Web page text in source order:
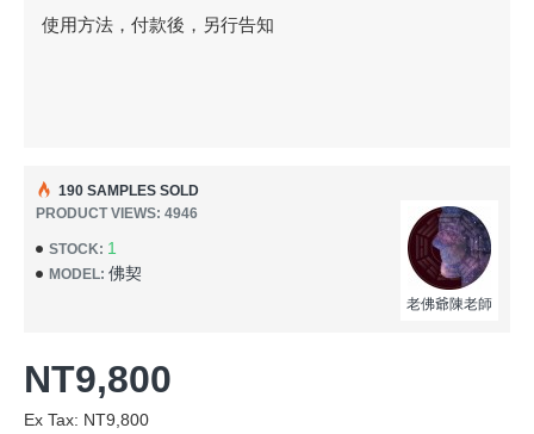
使用方法，付款後，另行告知
STOCK: 1
MODEL: 佛契
老佛爺陳老師
190 SAMPLES SOLD
PRODUCT VIEWS: 4946
NT9,800
Ex Tax: NT9,800